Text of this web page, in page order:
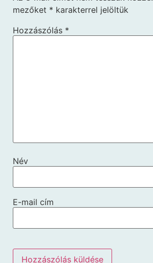
mezőket * karakterrel jelöltük
Hozzászólás *
Név
E-mail cím